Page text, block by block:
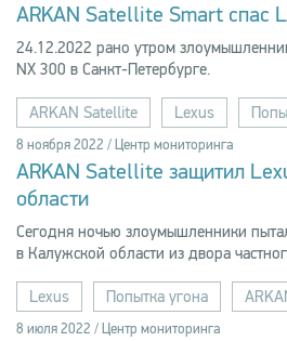
ARKAN Satellite Smart спас
24.12.2022 рано утром
NX 300 в Санкт-Петербурге.
ARKAN Satellite Lexus
8 ноября 2022 / Центр мониторинга
ARKAN Satellite защитил
области
Сегодня ночью злоумышленники
в Калужской области из двора
Lexus Попытка угона
8 июля 2022 / Центр мониторинга